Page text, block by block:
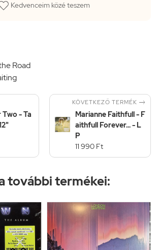
Kedvenceim közé teszem
Road
Two - Ta
KÖVETKEZŐ TERMÉK 
Marianne Faithfull - F
aithfull Forever... - L
P
11 990 Ft
további termékei: